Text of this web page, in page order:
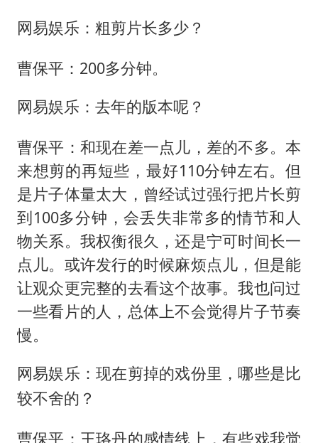
网易娱乐：粗剪片长多少？
曹保平：200多分钟。
网易娱乐：去年的版本呢？
曹保平：和现在差一点儿，差的不多。本
来想剪的再短些，最好110分钟左右。但
是片子体量太大，曾经试过强行把片长剪
到100多分钟，会丢失非常多的情节和人
物关系。我权衡很久，还是宁可时间长一
点儿。或许发行的时候麻烦点儿，但是能
让观众更完整的去看这个故事。我也问过
一些看片的人，总体上不会觉得片子节奏
慢。
网易娱乐：现在剪掉的戏份里，哪些是比
较不舍的？
曹保平：王珞丹的感情线上，有些戏我觉